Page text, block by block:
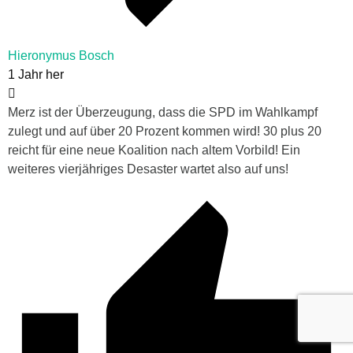
Hieronymus Bosch
1 Jahr her
Merz ist der Überzeugung, dass die SPD im Wahlkampf
zulegt und auf über 20 Prozent kommen wird! 30 plus 20
reicht für eine neue Koalition nach altem Vorbild! Ein
weiteres vierjähriges Desaster wartet also auf uns!